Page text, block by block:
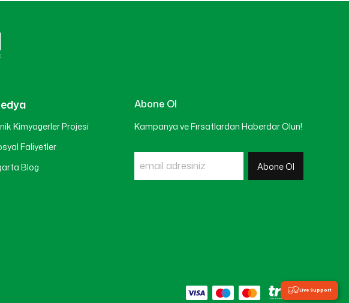
Kimyagerler Projesi
Faliyetler
Blog
Abone Ol
Kampanya ve Fırsatlardan Haberdar Olun!
Abone Ol
Live Support